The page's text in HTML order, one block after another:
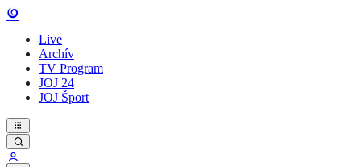
Live
Archív
TV Program
JOJ 24
JOJ Šport